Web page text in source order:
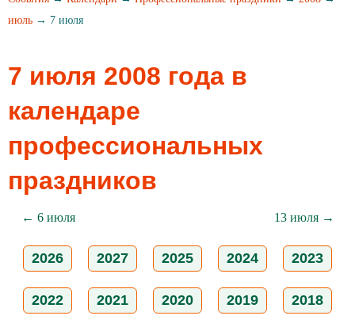
июль → 7 июля
7 июля 2008 года в
календаре
профессиональных
праздников
← 6 июля 13 июля →
2026 2027 2025 2024 2023
2022 2021 2020 2019 2018